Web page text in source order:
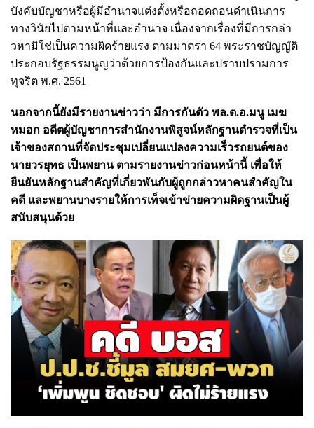
บังคับบัญชาหรือผู้มีอำนาจแต่งตั้งหรือถอดถอนดำเนินการ
ทางวินัยไปตามหน้าที่และอำนาจ เนื่องจากเรื่องที่มีการกล่า
วหามิใช่เป็นความผิดร้ายแรง ตามมาตรา 64 พระราชบัญญัติ
ประกอบรัฐธรรมนูญว่าด้วยการป้องกันและปราบปรามการ
ทุจริต พ.ศ. 2561
นอกจากนี้ยังมีรายงานข่าวว่า มีการกันตัว พล.ต.อ.มนู เมฆ
หมอก อดีตผู้บัญชาการสำนักงานพิสูจน์หลักฐานตำรวจที่เป็น
เจ้าของสถานที่จัดประชุมเปลี่ยนแปลงความเร็วรถยนต์ของ
นายวรยุทธ เป็นพยาน ตามรายงานข่าวก่อนหน้านี้ เพื่อให้
ยืนยันหลักฐานสำคัญที่เกี่ยวพันกับผู้ถูกกล่าวหาคนสำคัญใน
คดี และพยานบางรายให้การเท็จเข้าข่ายความผิดฐานเป็นผู้
สนับสนุนด้วย